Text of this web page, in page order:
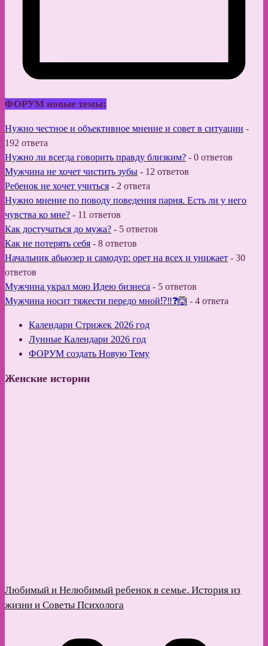
ФОРУМ новые темы:
Нужно честное и объективное мнение и совет в ситуации -
192 ответа
Нужно ли всегда говорить правду близким? - 0 ответов
Мужчина не хочет чистить зубы - 12 ответов
Ребенок не хочет учиться - 2 ответа
Нужно мнение по поводу поведения парня. Есть ли у него
чувства ко мне? - 11 ответов
Как достучаться до мужа? - 5 ответов
Как не потерять себя - 8 ответов
Начальник абьюзер и самодур: орет на всех и унижает - 30
ответов
Мужчина украл мою Идею бизнеса - 5 ответов
Мужчина носит тяжести передо мной⁉️‼️❓🙆 - 4 ответа
Календари Стрижек 2026 год
Лунные Календари 2026 год
ФОРУМ создать Новую Тему
Женские истории
Любимый и Нелюбимый ребенок в семье. История из
жизни и Советы Психолога